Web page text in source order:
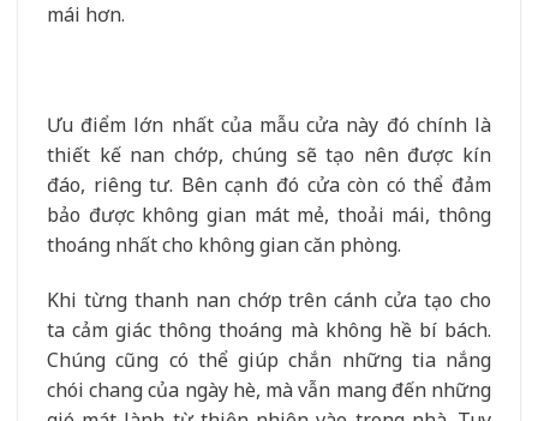
mái hơn.
Ưu điểm lớn nhất của mẫu cửa này đó chính là
thiết kế nan chớp, chúng sẽ tạo nên được kín
đáo, riêng tư. Bên cạnh đó cửa còn có thể đảm
bảo được không gian mát mẻ, thoải mái, thông
thoáng nhất cho không gian căn phòng.
Khi từng thanh nan chớp trên cánh cửa tạo cho
ta cảm giác thông thoáng mà không hề bí bách.
Chúng cũng có thể giúp chắn những tia nắng
chói chang của ngày hè, mà vẫn mang đến những